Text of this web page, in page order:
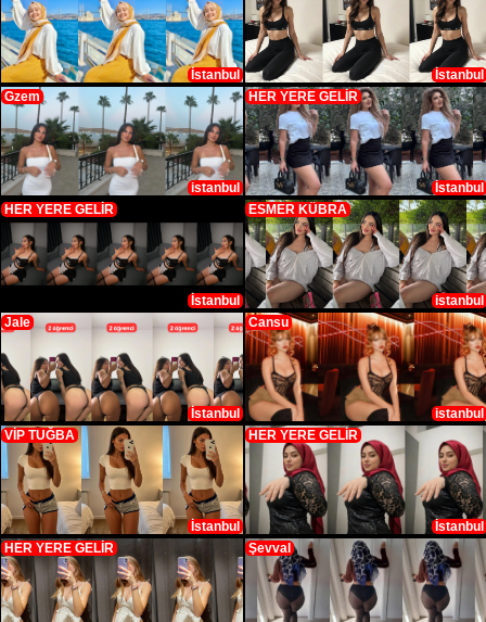
İstanbul
İstanbul
Gzem
istanbul
HER YERE GELİR
İstanbul
HER YERE GELİR
İstanbul
ESMER KÜBRA
istanbul
Jale
İstanbul
Cansu
istanbul
VİP TUĞBA
İstanbul
HER YERE GELİR
İstanbul
HER YERE GELİR
Şevval